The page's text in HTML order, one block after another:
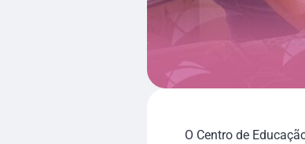
O Centro de